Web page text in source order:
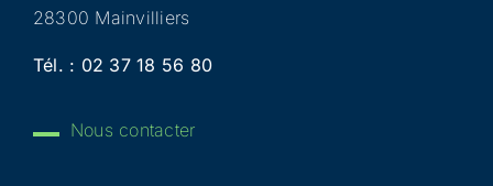
28300 Mainvilliers
Tél. : 02 37 18 56 80
Nous contacter